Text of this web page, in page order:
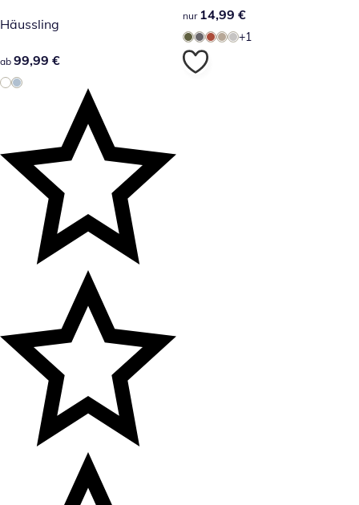
Häussling
99,99 €
ab 99,99 €
14,99 €
nur 14,99 €
+1